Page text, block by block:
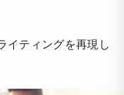
イティングを再現し